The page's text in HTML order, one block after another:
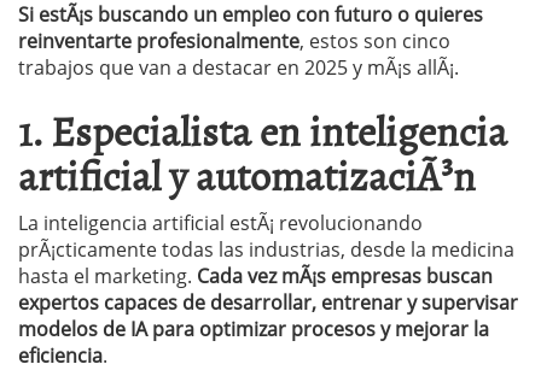
Si estÃ¡s buscando un empleo con futuro o quieres
reinventarte profesionalmente, estos son cinco
trabajos que van a destacar en 2025 y mÃ¡s allÃ¡.
1. Especialista en inteligencia
artificial y automatizaciÃ³n
La inteligencia artificial estÃ¡ revolucionando
prÃ¡cticamente todas las industrias, desde la medicina
hasta el marketing. Cada vez mÃ¡s empresas buscan
expertos capaces de desarrollar, entrenar y supervisar
modelos de IA para optimizar procesos y mejorar la
eficiencia.